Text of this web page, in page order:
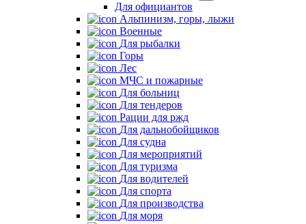
Для официантов
Альпинизм, горы, лыжи
Военные
Для рыбалки
Горы
Лес
МЧС и пожарные
Для больниц
Для тендеров
Рации для ржд
Для дальнобойщиков
Для судна
Для мероприятий
Для туризма
Для водителей
Для спорта
Для производства
Для моря